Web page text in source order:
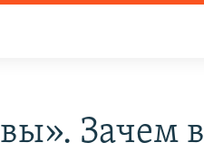
Зачем в